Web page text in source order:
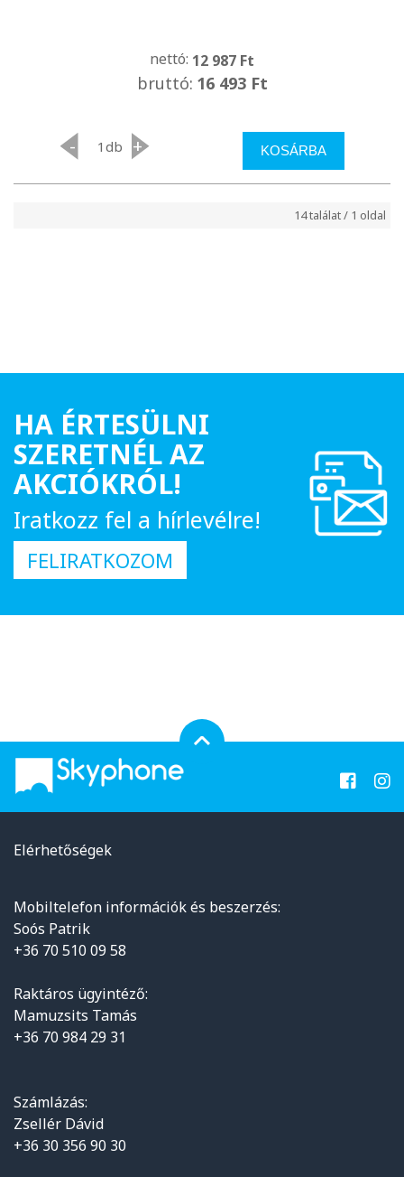
nettó: 12 987 Ft
bruttó: 16 493 Ft
- db + KOSÁRBA
14 találat / 1 oldal
HA ÉRTESÜLNI
SZERETNÉL AZ
AKCIÓKRÓL!
Iratkozz fel a hírlevélre!
FELIRATKOZOM
Elérhetőségek
Mobiltelefon információk és beszerzés:
Soós Patrik
+36 70 510 09 58
Raktáros ügyintéző:
Mamuzsits Tamás
+36 70 984 29 31
Számlázás:
Zsellér Dávid
+36 30 356 90 30